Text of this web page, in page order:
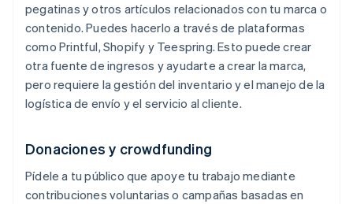
pegatinas y otros artículos relacionados con tu marca o
contenido. Puedes hacerlo a través de plataformas
como Printful, Shopify y Teespring. Esto puede crear
otra fuente de ingresos y ayudarte a crear la marca,
pero requiere la gestión del inventario y el manejo de la
logística de envío y el servicio al cliente.
Donaciones y crowdfunding
Pídele a tu público que apoye tu trabajo mediante
contribuciones voluntarias o campañas basadas en